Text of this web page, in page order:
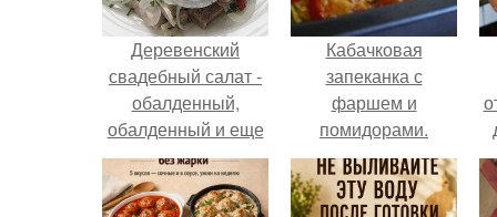
Деревенский
свадебный салат -
обалденный,
обалденный и еще
раз обалденный!
Кабачковая
запеканка с
фаршем и
помидорами.